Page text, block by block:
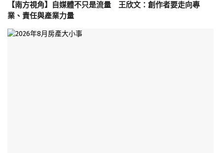
【南方視角】自媒體不只是流量 王欣文：創作者要走向專
業、責任與產業力量